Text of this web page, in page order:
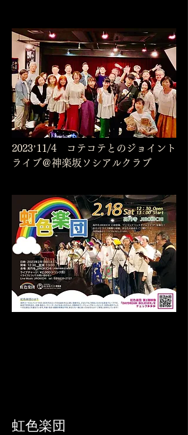
2023’11/4 コテコテとのジョイント
ライブ＠神楽坂ソシアルクラブ
虹色楽団